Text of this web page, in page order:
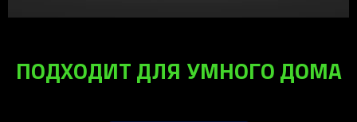
ПОДХОДИТ ДЛЯ УМНОГО ДОМА